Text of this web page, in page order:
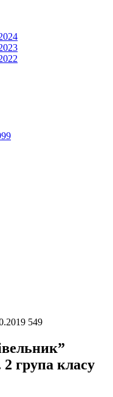
549
група класу